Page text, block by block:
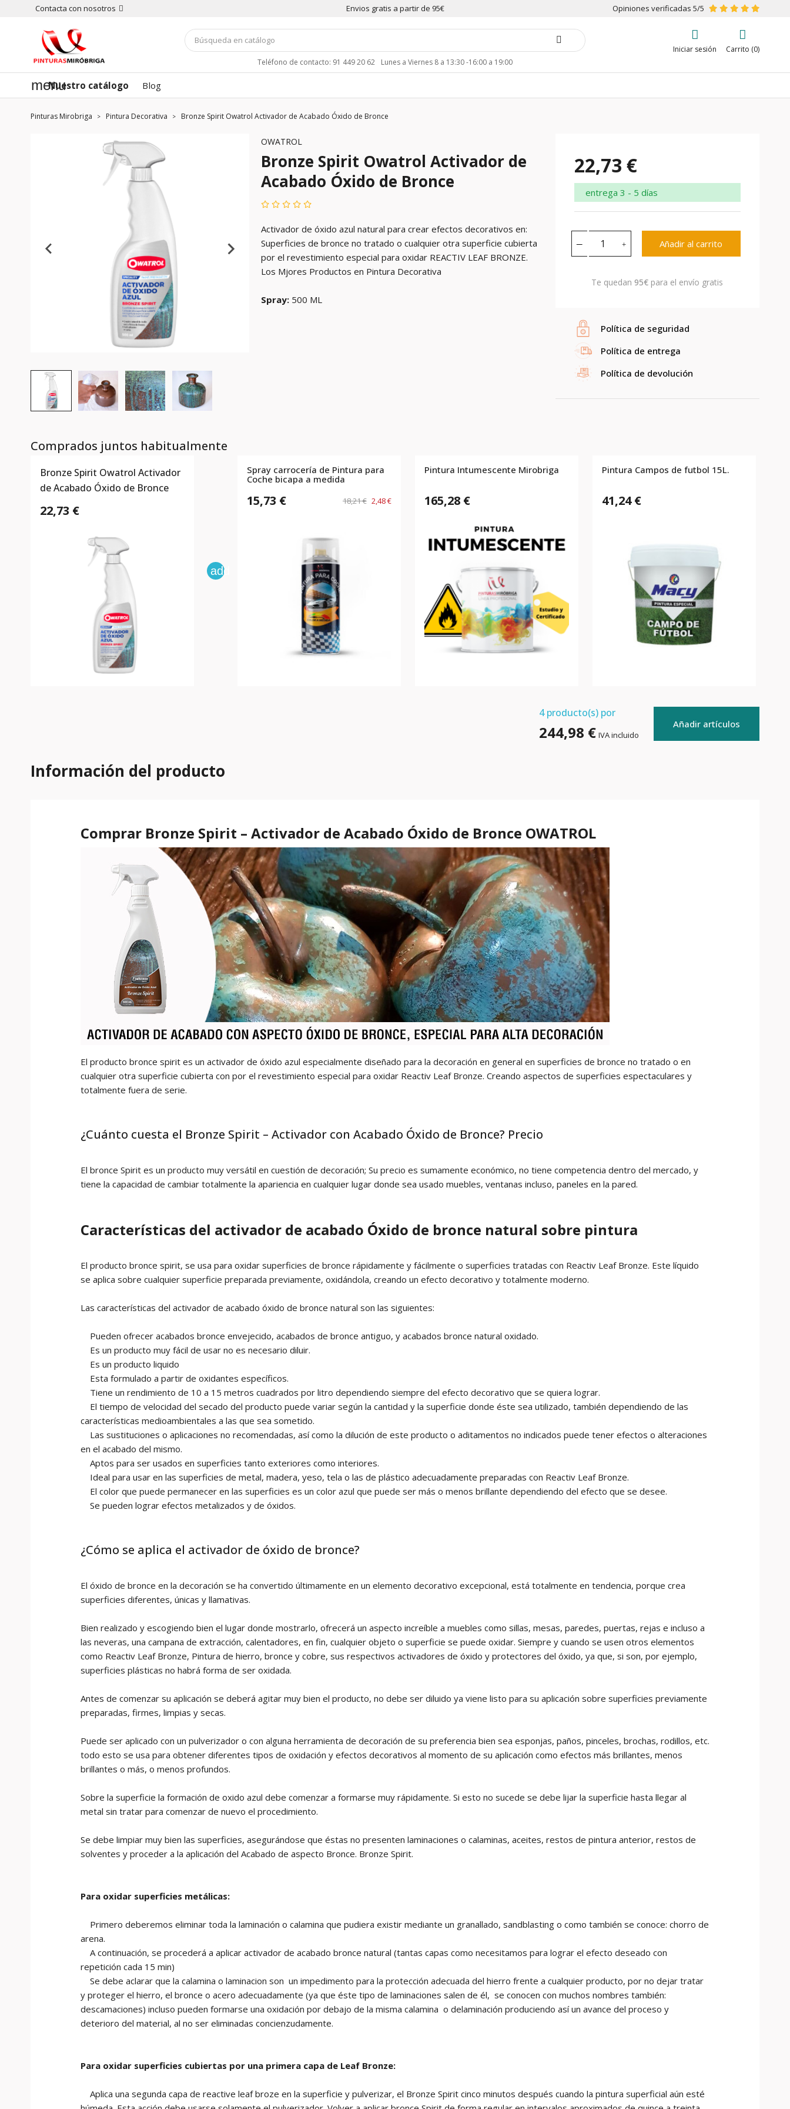
Contacta con nosotros Envios gratis a partir de 95€ Opiniones verificadas 5/5
Teléfono de contacto: 91 449 20 62 Lunes a Viernes 8 a 13:30 -16:00 a 19:00
Iniciar sesión Carrito (0)
menuNuestro catálogo Blog
Pinturas Mirobriga Pintura Decorativa Bronze Spirit Owatrol Activador de Acabado Óxido de Bronce
OWATROL
Bronze Spirit Owatrol Activador de
Acabado Óxido de Bronce
Activador de óxido azul natural para crear efectos decorativos en:
Superficies de bronce no tratado o cualquier otra superficie cubierta
por el revestimiento especial para oxidar REACTIV LEAF BRONZE.
Los Mjores Productos en Pintura Decorativa
Spray: 500 ML
22,73 €
entrega 3 - 5 días
Añadir al carrito
Te quedan95€ para el envío gratis
Política de seguridad
Política de entrega
Política de devolución
Comprados juntos habitualmente
Bronze Spirit Owatrol Activador
de Acabado Óxido de Bronce
22,73 €
add
Spray carrocería de Pintura para
Coche bicapa a medida
15,73 € 18,21 € 2,48 €
Pintura Intumescente Mirobriga
165,28 €
Pintura Campos de futbol 15L.
41,24 €
4producto(s) por
244,98 € IVA incluido
Añadir artículos
Información del producto
Comprar Bronze Spirit – Activador de Acabado Óxido de Bronce OWATROL
El producto bronce spirit es un activador de óxido azul especialmente diseñado para la decoración en general en superficies de bronce no tratado o en
cualquier otra superficie cubierta con por el revestimiento especial para oxidar Reactiv Leaf Bronze. Creando aspectos de superficies espectaculares y
totalmente fuera de serie.
¿Cuánto cuesta el Bronze Spirit – Activador con Acabado Óxido de Bronce? Precio
El bronce Spirit es un producto muy versátil en cuestión de decoración; Su precio es sumamente económico, no tiene competencia dentro del mercado, y
tiene la capacidad de cambiar totalmente la apariencia en cualquier lugar donde sea usado muebles, ventanas incluso, paneles en la pared.
Características del activador de acabado Óxido de bronce natural sobre pintura
El producto bronce spirit, se usa para oxidar superficies de bronce rápidamente y fácilmente o superficies tratadas con Reactiv Leaf Bronze. Este líquido
se aplica sobre cualquier superficie preparada previamente, oxidándola, creando un efecto decorativo y totalmente moderno.
Las características del activador de acabado óxido de bronce natural son las siguientes:
Pueden ofrecer acabados bronce envejecido, acabados de bronce antiguo, y acabados bronce natural oxidado.
Es un producto muy fácil de usar no es necesario diluir.
Es un producto liquido
Esta formulado a partir de oxidantes específicos.
Tiene un rendimiento de 10 a 15 metros cuadrados por litro dependiendo siempre del efecto decorativo que se quiera lograr.
El tiempo de velocidad del secado del producto puede variar según la cantidad y la superficie donde éste sea utilizado, también dependiendo de las
características medioambientales a las que sea sometido.
Las sustituciones o aplicaciones no recomendadas, así como la dilución de este producto o aditamentos no indicados puede tener efectos o alteraciones
en el acabado del mismo.
Aptos para ser usados en superficies tanto exteriores como interiores.
Ideal para usar en las superficies de metal, madera, yeso, tela o las de plástico adecuadamente preparadas con Reactiv Leaf Bronze.
El color que puede permanecer en las superficies es un color azul que puede ser más o menos brillante dependiendo del efecto que se desee.
Se pueden lograr efectos metalizados y de óxidos.
¿Cómo se aplica el activador de óxido de bronce?
El óxido de bronce en la decoración se ha convertido últimamente en un elemento decorativo excepcional, está totalmente en tendencia, porque crea
superficies diferentes, únicas y llamativas.
Bien realizado y escogiendo bien el lugar donde mostrarlo, ofrecerá un aspecto increíble a muebles como sillas, mesas, paredes, puertas, rejas e incluso a
las neveras, una campana de extracción, calentadores, en fin, cualquier objeto o superficie se puede oxidar. Siempre y cuando se usen otros elementos
como Reactiv Leaf Bronze, Pintura de hierro, bronce y cobre, sus respectivos activadores de óxido y protectores del óxido, ya que, si son, por ejemplo,
superficies plásticas no habrá forma de ser oxidada.
Antes de comenzar su aplicación se deberá agitar muy bien el producto, no debe ser diluido ya viene listo para su aplicación sobre superficies previamente
preparadas, firmes, limpias y secas.
Puede ser aplicado con un pulverizador o con alguna herramienta de decoración de su preferencia bien sea esponjas, paños, pinceles, brochas, rodillos, etc.
todo esto se usa para obtener diferentes tipos de oxidación y efectos decorativos al momento de su aplicación como efectos más brillantes, menos
brillantes o más, o menos profundos.
Sobre la superficie la formación de oxido azul debe comenzar a formarse muy rápidamente. Si esto no sucede se debe lijar la superficie hasta llegar al
metal sin tratar para comenzar de nuevo el procedimiento.
Se debe limpiar muy bien las superficies, asegurándose que éstas no presenten laminaciones o calaminas, aceites, restos de pintura anterior, restos de
solventes y proceder a la aplicación del Acabado de aspecto Bronce. Bronze Spirit.
Para oxidar superficies metálicas:
Primero deberemos eliminar toda la laminación o calamina que pudiera existir mediante un granallado, sandblasting o como también se conoce: chorro de
arena.
A continuación, se procederá a aplicar activador de acabado bronce natural (tantas capas como necesitamos para lograr el efecto deseado con
repetición cada 15 min)
Se debe aclarar que la calamina o laminacion son un impedimento para la protección adecuada del hierro frente a cualquier producto, por no dejar tratar
y proteger el hierro, el bronce o acero adecuadamente (ya que éste tipo de laminaciones salen de él, se conocen con muchos nombres también:
descamaciones) incluso pueden formarse una oxidación por debajo de la misma calamina o delaminación produciendo así un avance del proceso y
deterioro del material, al no ser eliminadas concienzudamente.
Para oxidar superficies cubiertas por una primera capa de Leaf Bronze:
Aplica una segunda capa de reactive leaf broze en la superficie y pulverizar, el Bronze Spirit cinco minutos después cuando la pintura superficial aún esté